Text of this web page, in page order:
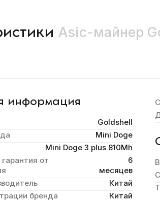
Asic-майнер
информация
Goldshell
Mini Doge
Mini Doge 3 plus 810Mh
от
6
месяцев
Китай
бренда
Китай